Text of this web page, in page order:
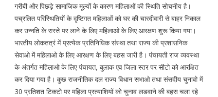
गरीबी और पिछड़े सामाजिक मूल्यों के कारण महिलाओं की स्थिति सोचनीय है।
पच्रलित परिस्थितियों के दृष्टिगत महिलाओं को घर की चारदीवारी से बाहर निकाल
कर उन्नति के रास्ते पर लाने के लिए महिलाओ के लिए आरक्षण शुरू किया गया।
भारतीय लोकतत्रं में प्रत्येक प्रतिनिधिक संस्था तथा राज्य की प्रशासनिक
सेवाओ में महिलाओ के लिए आरक्षण के लिए बहस जारी है। पंचायती राज व्यवस्था
के अंतर्गत महिलाओ के लिए पंचायत, बुलाक एव जिला स्तर पर सीटो को आरक्षित
कर दिया गया है। कुछ राजनीतिक दल राज्य विधान सभाओ तथा संसदीय चुनावो में
30 प्रतिशत टिकटो पर महिला प्रत्याशियों को चुनाव लडवाने की बहस चला रहे